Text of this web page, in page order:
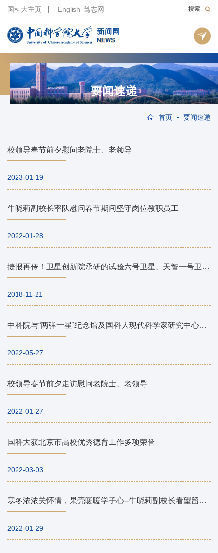
搜索
国科大主页 English 笃志网
要闻速递
首页 - 要闻速递
校领导春节前夕慰问老院士、老领导
2023-01-19
牛晓莉副校长率队慰问春节期间坚守岗位教职员工
2022-01-28
捷报再传！卫星创新院承研的试验六号卫星、天智一号卫星在酒泉卫星发射中心发射成功
2018-11-21
中科院与“两弹一星”纪念馆及国科大现代科学家研究中心入选2022年度科学家精神教育基地
2022-05-27
校领导春节前夕走访慰问老院士、老领导
2022-01-27
国科大获北京市高校优秀德育工作多项荣誉
2022-03-03
寒冬浓浓关怀情，果壳暖暖学子心--牛晓莉副校长看望留校本科
2022-01-29